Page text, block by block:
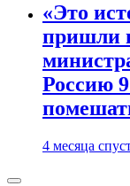
«Это
пришли
Россию
4 месяца